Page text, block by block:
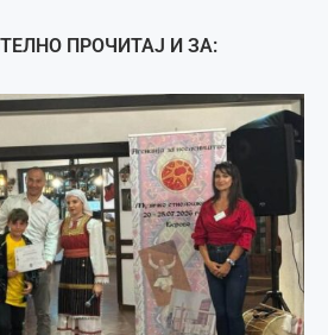
ПРОЧИТАЈ И ЗА: